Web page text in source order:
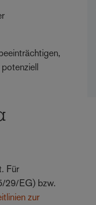
Für
29/EG) bzw.
zur